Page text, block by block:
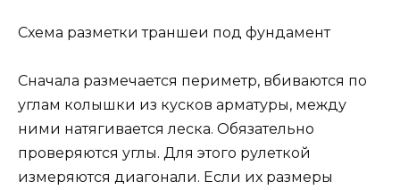
Схема разметки траншеи под фундамент
Сначала размечается периметр, вбиваются по
углам колышки из кусков арматуры, между
ними натягивается леска. Обязательно
проверяются углы. Для этого рулеткой
измеряются диагонали. Если их размеры